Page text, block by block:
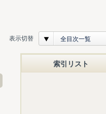
表示切替 全目次一覧
索引リスト